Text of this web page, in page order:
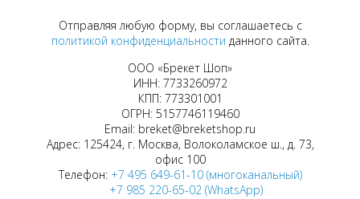
Отправляя любую форму, вы соглашаетесь с
политикой конфиденциальности данного сайта.
ООО «Брекет Шоп»
ИНН: 7733260972
КПП: 773301001
ОГРН: 5157746119460
Email: breket@breketshop.ru
Адрес: 125424, г. Москва, Волоколамское ш., д. 73,
офис 100
Телефон: +7 495 649-61-10 (многоканальный)
+7 985 220-65-02 (WhatsApp)